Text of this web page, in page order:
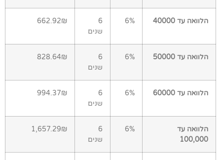
הלוואה עד 40000 6%
6
שנים
662.92₪
הלוואה עד 50000 6%
6
שנים
828.64₪
הלוואה עד 60000 6%
6
שנים
994.37₪
הלוואה עד
100,000
6%
6
שנים
1,657.29₪